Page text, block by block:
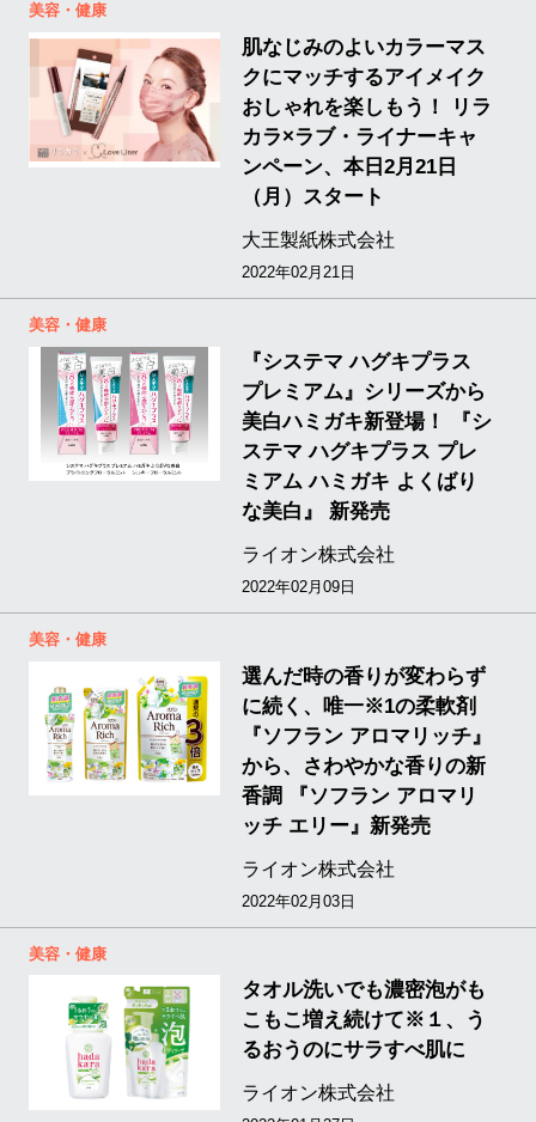
美容・健康
肌なじみのよいカラーマス
クにマッチするアイメイク
おしゃれを楽しもう！ リラ
カラ×ラブ・ライナーキャ
ンペーン、本日2月21日
（月）スタート
大王製紙株式会社
2022年02月21日
美容・健康
『システマ ハグキプラス
プレミアム』シリーズから
美白ハミガキ新登場！ 『シ
ステマ ハグキプラス プレ
ミアム ハミガキ よくばり
な美白』 新発売
ライオン株式会社
2022年02月09日
美容・健康
選んだ時の香りが変わらず
に続く、唯一※1の柔軟剤
『ソフラン アロマリッチ』
から、さわやかな香りの新
香調 『ソフラン アロマリ
ッチ エリー』新発売
ライオン株式会社
2022年02月03日
美容・健康
タオル洗いでも濃密泡がも
こもこ増え続けて※１、う
るおうのにサラすべ肌に
ライオン株式会社